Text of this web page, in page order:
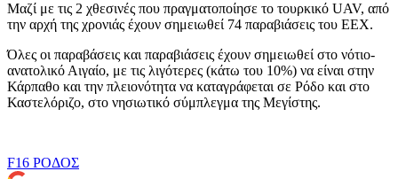
Μαζί με τις 2 χθεσινές που πραγματοποίησε το τουρκικό UAV, από
την αρχή της χρονιάς έχουν σημειωθεί 74 παραβιάσεις του ΕΕΧ.
Όλες οι παραβάσεις και παραβιάσεις έχουν σημειωθεί στο νότιο-
ανατολικό Αιγαίο, με τις λιγότερες (κάτω του 10%) να είναι στην
Κάρπαθο και την πλειονότητα να καταγράφεται σε Ρόδο και στο
Καστελόριζο, στο νησιωτικό σύμπλεγμα της Μεγίστης.
F16 ΡΟΔΟΣ